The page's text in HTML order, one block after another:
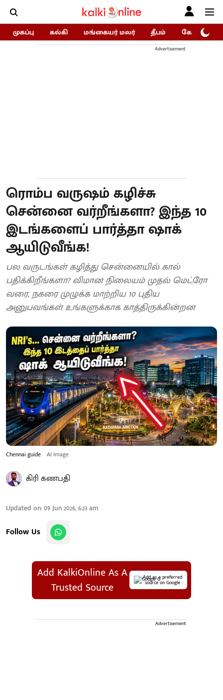
முகப்பு கல்கி மங்கையர் மலர் தீபம் கோகுலம்/
Advertisement
ரொம்ப வருஷம் கழிச்சு
சென்னை வர்றீங்களா? இந்த 10
இடங்களைப் பார்த்தா ஷாக்
ஆயிடுவீங்க!
பல வருடங்கள் கழித்து சென்னையில் கால்
பதிக்கிறீங்களா? விமான நிலையம் முதல் மெட்ரோ
வரை, நகரை முழுக்க மாற்றிய 10 புதிய
அனுபவங்கள் உங்களுக்காக காத்திருக்கின்றன
Chennai guide AI Image
கிரி கணபதி
Updated on:09 Jun 2026, 6:23 am
Follow Us
Add KalkiOnline As A
Trusted Source
Add as a preferred
source on Google
Advertisement